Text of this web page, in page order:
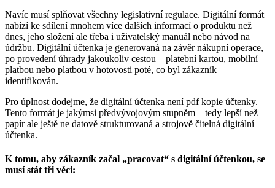
Navíc musí splňovat všechny legislativní regulace. Digitální formát
nabízí ke sdílení mnohem více dalších informací o produktu než
dnes, jeho složení ale třeba i uživatelský manuál nebo návod na
údržbu. Digitální účtenka je generovaná na závěr nákupní operace,
po provedení úhrady jakoukoliv cestou – platební kartou, mobilní
platbou nebo platbou v hotovosti poté, co byl zákazník
identifikován.
Pro úplnost dodejme, že digitální účtenka není pdf kopie účtenky.
Tento formát je jakýmsi předvývojovým stupněm – tedy lepší než
papír ale ještě ne datově strukturovaná a strojově čitelná digitální
účtenka.
K tomu, aby zákazník začal „pracovat“ s digitální účtenkou, se
musí stát tři věci: